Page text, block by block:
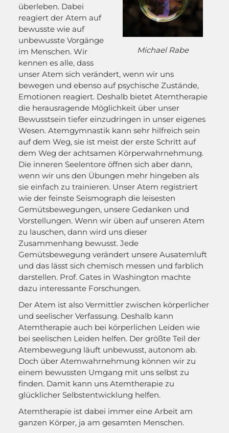
Michael Rabe
überleben. Dabei
reagiert der Atem auf
bewusste wie auf
unbewusste Vorgänge
im Menschen. Wir
kennen es alle, dass
unser Atem sich verändert, wenn wir uns
bewegen und ebenso auf psychische Zustände,
Emotionen reagiert. Deshalb bietet Atemtherapie
die herausragende Möglichkeit über unser
Bewusstsein tiefer einzudringen in unser eigenes
Wesen. Atemgymnastik kann sehr hilfreich sein
auf dem Weg, sie ist meist der erste Schritt auf
dem Weg der achtsamen Körperwahrnehmung.
Die inneren Seelentore öffnen sich aber dann,
wenn wir uns den Übungen mehr hingeben als
sie einfach zu trainieren. Unser Atem registriert
wie der feinste Seismograph die leisesten
Gemütsbewegungen, unsere Gedanken und
Vorstellungen. Wenn wir üben auf unseren Atem
zu lauschen, dann wird uns dieser
Zusammenhang bewusst. Jede
Gemütsbewegung verändert unsere Ausatemluft
und das lässt sich chemisch messen und farblich
darstellen. Prof. Gates in Washington machte
dazu interessante Forschungen.
Der Atem ist also Vermittler zwischen körperlicher
und seelischer Verfassung. Deshalb kann
Atemtherapie auch bei körperlichen Leiden wie
bei seelischen Leiden helfen. Der größte Teil der
Atembewegung läuft unbewusst, autonom ab.
Doch über Atemwahrnehmung können wir zu
einem bewussten Umgang mit uns selbst zu
finden. Damit kann uns Atemtherapie zu
glücklicher Selbstentwicklung helfen.
Atemtherapie ist dabei immer eine Arbeit am
ganzen Körper, ja am gesamten Menschen.